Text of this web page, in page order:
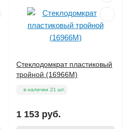
Стеклодомкрат пластиковый
тройной (16966М)
в наличии 21 шт.
1 153 руб.